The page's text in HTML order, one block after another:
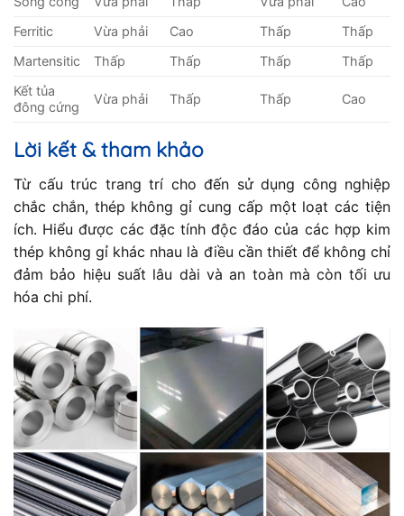
Ferritic
Vừa phải Cao Thấp
Thấp
Martensitic
Thấp Thấp Thấp
Thấp
Kết tủa
đông cứng
Vừa phải Thấp Thấp Cao
Lời kết & tham khảo
Từ cấu trúc trang trí cho đến sử dụng công nghiệp
chắc chắn, thép không gỉ cung cấp một loạt các tiện
ích. Hiểu được các đặc tính độc đáo của các hợp kim
thép không gỉ khác nhau là điều cần thiết để không chỉ
đảm bảo hiệu suất lâu dài và an toàn mà còn tối ưu
hóa chi phí.